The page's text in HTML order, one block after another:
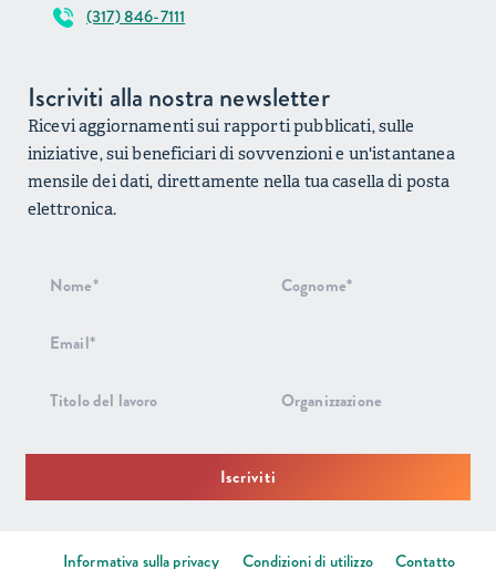
(317) 846-7111
Iscriviti alla nostra newsletter
Ricevi aggiornamenti sui rapporti pubblicati, sulle
iniziative, sui beneficiari di sovvenzioni e un'istantanea
mensile dei dati, direttamente nella tua casella di posta
elettronica.
Iscrizione
newsletter
Iscriviti
Informativa sulla privacy Condizioni di utilizzo Contatto